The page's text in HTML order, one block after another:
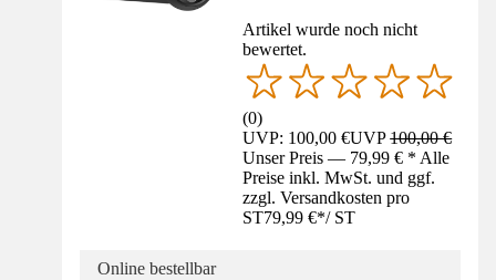
Artikel wurde noch nicht
bewertet.
(0)
UVP: 100,00 €UVP100,00 €
Unser Preis — 79,99 € * Alle
Preise inkl. MwSt. und ggf.
zzgl. Versandkosten pro
ST79,99 €*/ ST
Online bestellbar